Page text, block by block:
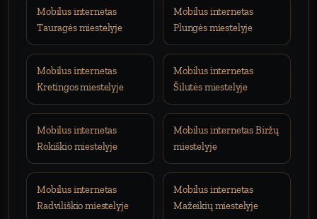
Mobilus internetas
Tauragės miestelyje
Mobilus internetas
Plungės miestelyje
Mobilus internetas
Kretingos miestelyje
Mobilus internetas
Šilutės miestelyje
Mobilus internetas
Rokiškio miestelyje
Mobilus internetas Biržų
miestelyje
Mobilus internetas
Radviliškio miestelyje
Mobilus internetas
Mažeikių miestelyje